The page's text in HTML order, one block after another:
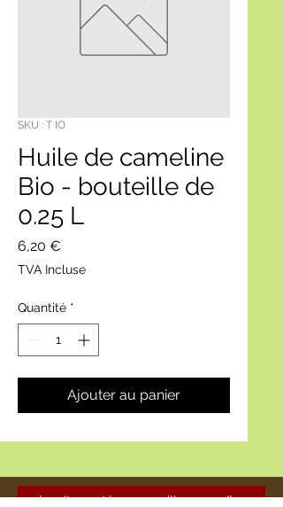
SKU : T IO
Huile de cameline
Bio - bouteille de
0.25 L
6,20 €
TVA Incluse
Quantité *
Ajouter au panier
circuitcourt.bouzonville@gmail